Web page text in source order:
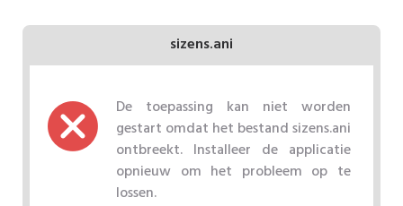
sizens.ani
De toepassing kan niet worden
gestart omdat het bestand sizens.ani
ontbreekt. Installeer de applicatie
opnieuw om het probleem op te
lossen.